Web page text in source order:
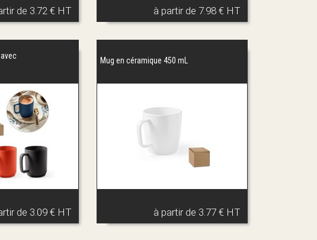
de 3.72 € HT à partir de 7.98 € HT
de 3.09 € HT
Mug en céramique 450 mL
à partir de 3.77 € HT